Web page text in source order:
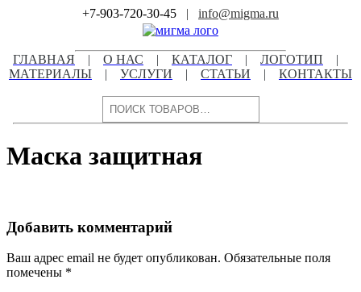
+7-903-720-30-45 | info@migma.ru
ГЛАВНАЯ | О НАС | КАТАЛОГ | ЛОГОТИП
|
МАТЕРИАЛЫ
| УСЛУГИ | СТАТЬИ | КОНТАКТЫ
Поиск
Маска защитная
Добавить комментарий
Ваш адрес email не будет опубликован. Обязательные поля
помечены *